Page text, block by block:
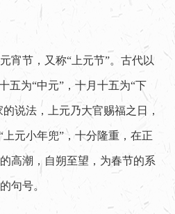
节，又称“上元节”。古代以
五为“中元”，十月十五为“下
说法，上元乃大官赐福之日，
上元小年兜”，十分隆重，在正
高潮，自朔至望，为春节的系
句号。